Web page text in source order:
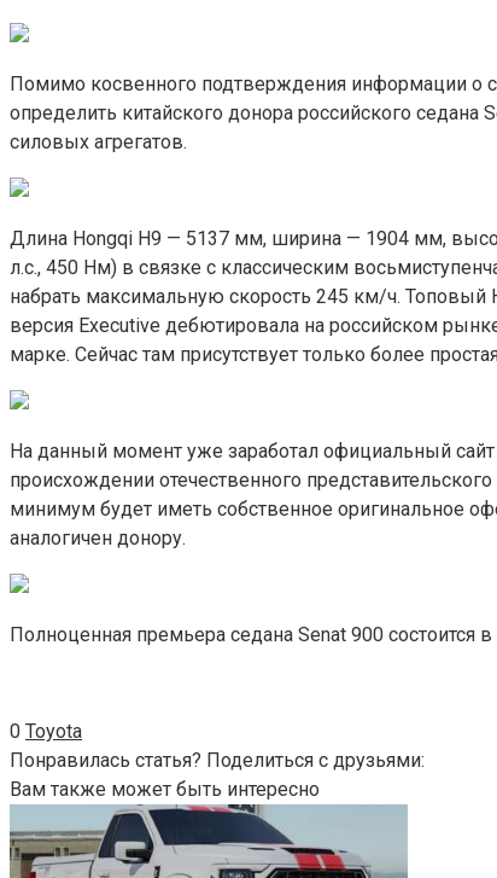
Помимо косвенного подтверждения информации о
определить китайского донора российского седана
силовых агрегатов.
Длина Hongqi H9 — 5137 мм, ширина — 1904 мм,
л.с., 450 Нм) в связке с классическим
набрать максимальную скорость 245 км/ч.
версия Executive дебютировала на российском
марке. Сейчас там присутствует только более
На данный момент уже заработал официальный
происхождении отечественного
минимум будет иметь собственное оригинальное
аналогичен донору.
Полноценная премьера седана Senat 900
0 Toyota
Понравилась статья? Поделиться с друзьями:
Вам также может быть интересно